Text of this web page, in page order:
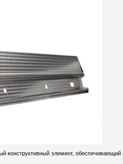
конструктивный элемент,